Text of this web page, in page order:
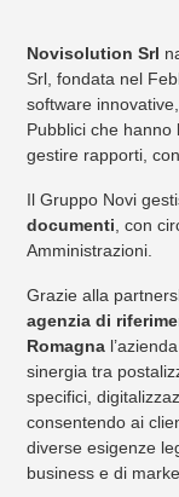
NovisolutionSrl
Srl, fondata nel
software
Pubblici che hanno
gestire rapporti,
Il Gruppo Novi
documenti, con
Amministrazioni.
Grazie alla
agenzia di
Romagna
sinergia tra
specifici,
consentendo ai
diverse esigenze
business e di